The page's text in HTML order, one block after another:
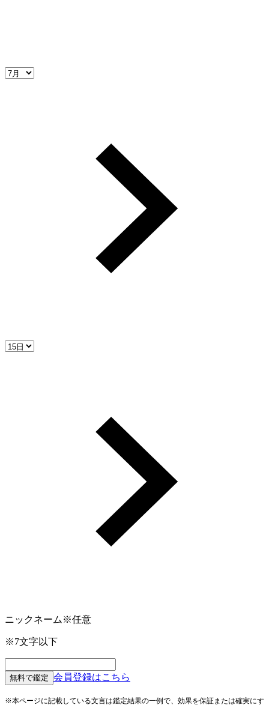
ニックネーム ※任意
※7文字以下
無料で鑑定 会員登録はこちら
※本ページに記載している文言は鑑定結果の一例で、効果を保証または確実にす